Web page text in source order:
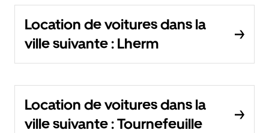
Location de voitures dans la
ville suivante : Lherm
Location de voitures dans la
ville suivante : Tournefeuille